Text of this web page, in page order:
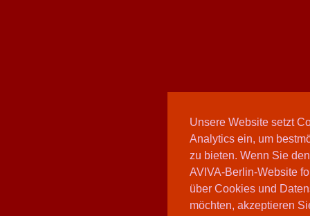
Unsere Website setzt
Analytics ein, um
zu bieten. Wenn Sie
AVIVA-Berlin-Website
über Cookies und
möchten, akzeptieren